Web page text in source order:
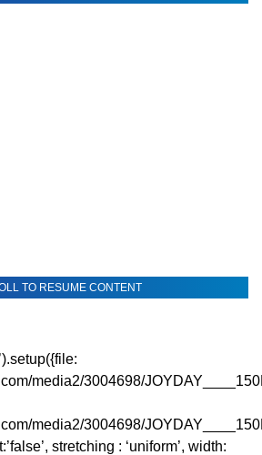
TO RESUME CONTENT
media2/3004698/
media2/3004698/
stretching : ‘uniform’, width: